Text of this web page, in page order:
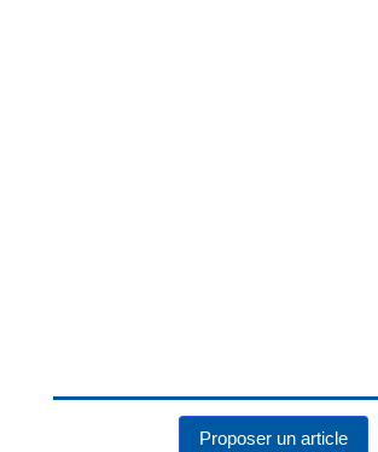
Proposer un article